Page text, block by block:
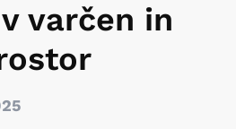
varčen in